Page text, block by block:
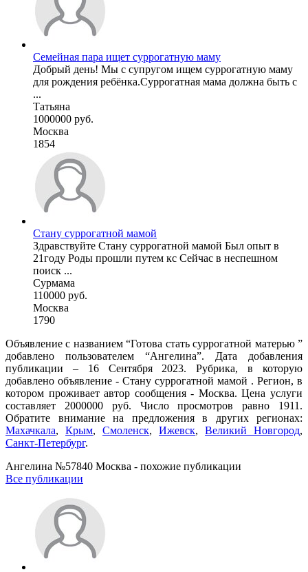
Семейная пара ищет суррогатную маму
Добрый день! Мы с супругом ищем суррогатную маму
для рождения ребёнка.Суррогатная мама должна быть с
...
Татьяна
1000000 руб.
Москва
1854
Стану суррогатной мамой
Здравствуйте Стану суррогатной мамой Был опыт в
21году Роды прошли путем кс Сейчас в неспешном
поиск ...
Сурмама
110000 руб.
Москва
1790
Объявление с названием “Готова стать суррогатной матерью ”
добавлено пользователем “Ангелина”. Дата добавления
публикации – 16 Сентября 2023. Рубрика, в которую
добавлено объявление - Cтану суррогатной мамой . Регион, в
котором проживает автор сообщения - Москва. Цена услуги
составляет 2000000 руб. Число просмотров равно 1911.
Обратите внимание на предложения в других регионах:
Махачкала, Крым, Смоленск, Ижевск, Великий Новгород,
Санкт-Петербург.
Ангелина №57840 Москва - похожие публикации
Все публикации